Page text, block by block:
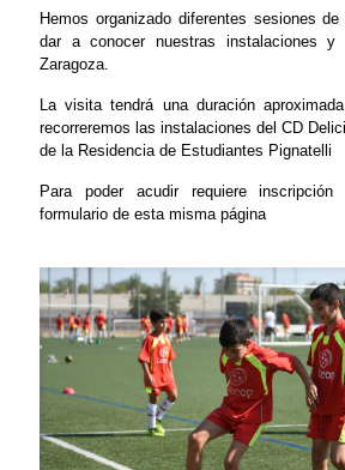
Hemos organizado diferentes sesiones
dar a conocer nuestras instalaciones y
Zaragoza.
La visita tendrá una duración
recorreremos las instalaciones del CD
de la Residencia de Estudiantes Pignatelli
Para poder acudir requiere inscripción
formulario de esta misma página